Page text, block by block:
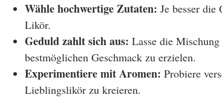
Wähle hochwertige Zutaten: Je besser
Likör.
Geduld zahlt sich aus: Lasse die
bestmöglichen Geschmack zu erzielen.
Experimentiere mit Aromen: Probiere
Lieblingslikör zu kreieren.